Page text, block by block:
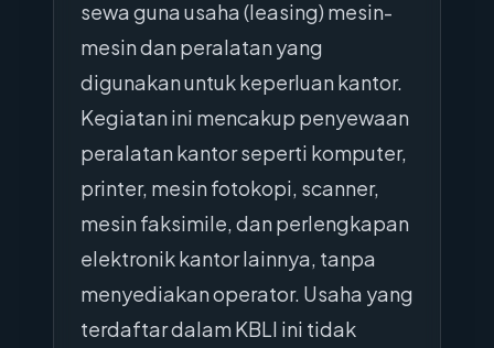
sewa guna usaha (leasing) mesin-
mesin dan peralatan yang
digunakan untuk keperluan kantor.
Kegiatan ini mencakup penyewaan
peralatan kantor seperti komputer,
printer, mesin fotokopi, scanner,
mesin faksimile, dan perlengkapan
elektronik kantor lainnya, tanpa
menyediakan operator. Usaha yang
terdaftar dalam KBLI ini tidak